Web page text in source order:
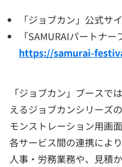
「ジョブカン」公式サ
「SAMURAIパートナ
https://samurai-
「ジョブカン」ブースで
えるジョブカンシリーズ
モンストレーション用画
各サービス間の連携によ
人事・労務業務や、見積